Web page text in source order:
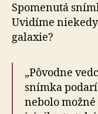
Spomenutá
Uvidíme
galaxie?
„Pôvodne
snímka
nebolo